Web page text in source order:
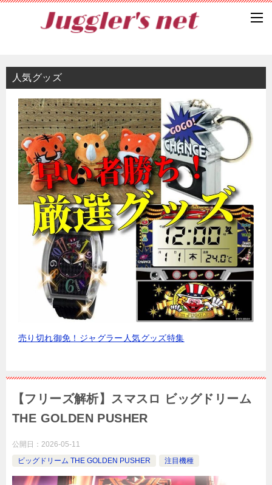
人気グッズ
売り切れ御免！ジャグラー人気グッズ特集
【フリーズ解析】スマスロ ビッグドリーム
THE GOLDEN PUSHER
公開日： 2026-05-11
ビッグドリーム THE GOLDEN PUSHER
注目機種